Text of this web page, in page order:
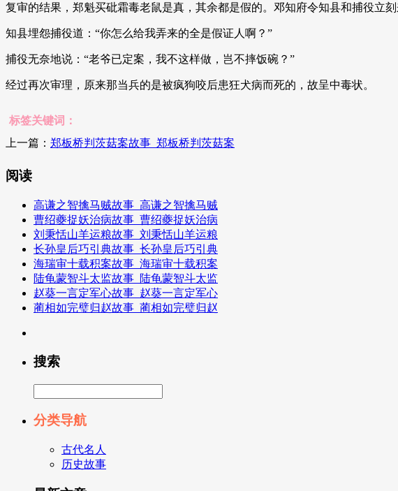
复审的结果，郑魁买砒霜毒老鼠是真，其余都是假的。邓知府令知县和捕役立
知县埋怨捕役道：“你怎么给我弄来的全是假证人啊？”
捕役无奈地说：“老爷已定案，我不这样做，岂不摔饭碗？”
经过再次审理，原来那当兵的是被疯狗咬后患狂犬病而死的，故呈中毒状。
标签关键词：
上一篇： 郑板桥判茨菇案故事_郑板桥判茨菇案
阅读
高谦之智擒马贼故事_高谦之智擒马贼
曹绍夔捉妖治病故事_曹绍夔捉妖治病
刘秉恬山羊运粮故事_刘秉恬山羊运粮
长孙皇后巧引典故事_长孙皇后巧引典
海瑞审十载积案故事_海瑞审十载积案
陆龟蒙智斗太监故事_陆龟蒙智斗太监
赵葵一言定军心故事_赵葵一言定军心
蔺相如完璧归赵故事_蔺相如完璧归赵
搜索
分类导航
古代名人
历史故事